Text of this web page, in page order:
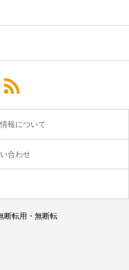
報について
合わせ
断転用・無断転